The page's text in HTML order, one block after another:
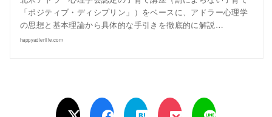
「ポジティブ・ディシプリン」）をベースに、アドラー心理学
の思想と基本理論から具体的な手引きを徹底的に解説…
happyadlerlife.com